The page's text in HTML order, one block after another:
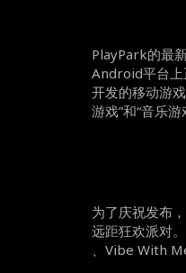
PlayPark的最
Android平台上
开发的移动游戏
游戏”和“音乐游
为了庆祝发布
远距狂欢派对
、 Vibe With